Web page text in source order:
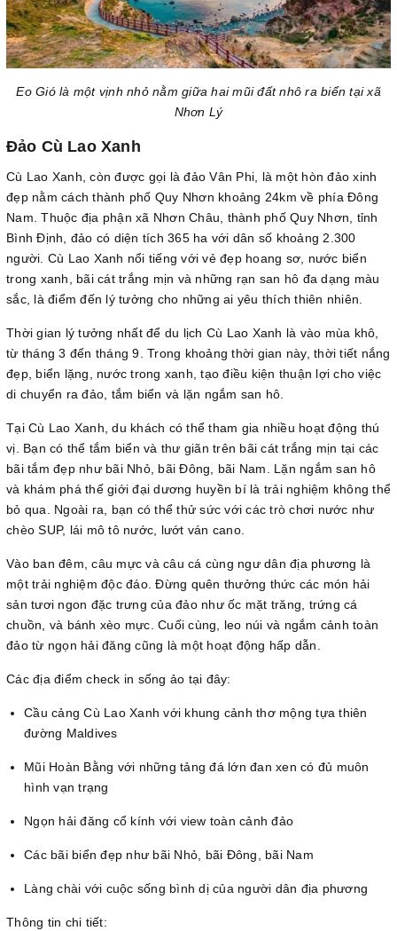
Eo Gió là một vịnh nhỏ nằm giữa hai mũi đất nhô ra biển tại xã
Nhơn Lý
Đảo Cù Lao Xanh
Cù Lao Xanh, còn được gọi là đảo Vân Phi, là một hòn đảo xinh
đẹp nằm cách thành phố Quy Nhơn khoảng 24km về phía Đông
Nam. Thuộc địa phận xã Nhơn Châu, thành phố Quy Nhơn, tỉnh
Bình Định, đảo có diện tích 365 ha với dân số khoảng 2.300
người. Cù Lao Xanh nổi tiếng với vẻ đẹp hoang sơ, nước biển
trong xanh, bãi cát trắng mịn và những rạn san hô đa dạng màu
sắc, là điểm đến lý tưởng cho những ai yêu thích thiên nhiên.
Thời gian lý tưởng nhất để du lịch Cù Lao Xanh là vào mùa khô,
từ tháng 3 đến tháng 9. Trong khoảng thời gian này, thời tiết nắng
đẹp, biển lặng, nước trong xanh, tạo điều kiện thuận lợi cho việc
di chuyển ra đảo, tắm biển và lặn ngắm san hô.
Tại Cù Lao Xanh, du khách có thể tham gia nhiều hoạt động thú
vị. Bạn có thể tắm biển và thư giãn trên bãi cát trắng mịn tại các
bãi tắm đẹp như bãi Nhỏ, bãi Đông, bãi Nam. Lặn ngắm san hô
và khám phá thế giới đại dương huyền bí là trải nghiệm không thể
bỏ qua. Ngoài ra, bạn có thể thử sức với các trò chơi nước như
chèo SUP, lái mô tô nước, lướt ván cano.
Vào ban đêm, câu mực và câu cá cùng ngư dân địa phương là
một trải nghiệm độc đáo. Đừng quên thưởng thức các món hải
sản tươi ngon đặc trưng của đảo như ốc mặt trăng, trứng cá
chuồn, và bánh xèo mực. Cuối cùng, leo núi và ngắm cảnh toàn
đảo từ ngọn hải đăng cũng là một hoạt động hấp dẫn.
Các địa điểm check in sống ảo tại đây:
Cầu cảng Cù Lao Xanh với khung cảnh thơ mộng tựa thiên
đường Maldives
Mũi Hoàn Bằng với những tảng đá lớn đan xen có đủ muôn
hình vạn trạng
Ngọn hải đăng cổ kính với view toàn cảnh đảo
Các bãi biển đẹp như bãi Nhỏ, bãi Đông, bãi Nam
Làng chài với cuộc sống bình dị của người dân địa phương
Thông tin chi tiết: